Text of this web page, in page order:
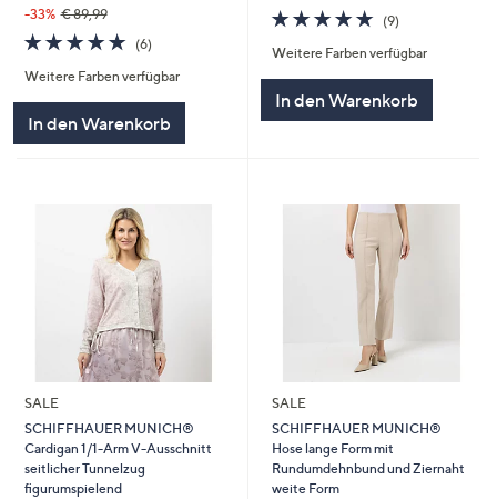
-33% € 89,99
5.0
von
5
(6)6
Weitere Farben verfügbar
In den Warenkorb
5.0
von
5
(9)9
Weitere Farben verfügbar
In den Warenkorb
SALE
SCHIFFHAUER MUNICH®
Cardigan 1/1-Arm V-Ausschnitt
seitlicher Tunnelzug
figurumspielend
SALE
SCHIFFHAUER MUNICH®
Hose lange Form mit
Rundumdehnbund und Ziernaht
weite Form